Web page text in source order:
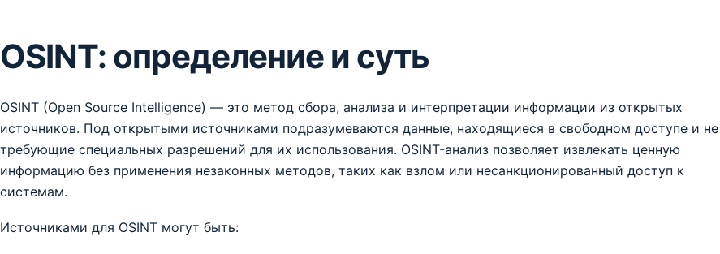
OSINT: определение и суть
OSINT (Open Source Intelligence) — это метод сбора, анализа и интерпретации информации из открытых
источников. Под открытыми источниками подразумеваются данные, находящиеся в свободном доступе и не
требующие специальных разрешений для их использования. OSINT-анализ позволяет извлекать ценную
информацию без применения незаконных методов, таких как взлом или несанкционированный доступ к
системам.
Источниками для OSINT могут быть: